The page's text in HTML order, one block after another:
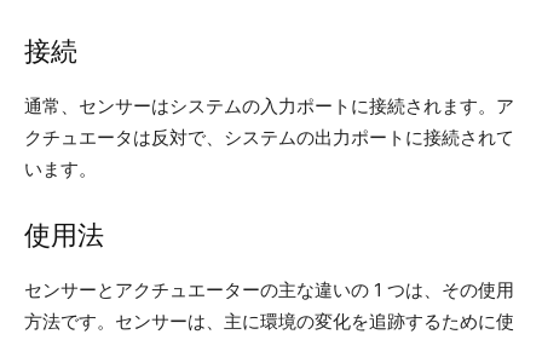
接続
通常、センサーはシステムの入力ポートに接続されます。ア
クチュエータは反対で、システムの出力ポートに接続されて
います。
使用法
センサーとアクチュエーターの主な違いの 1 つは、その使用
方法です。センサーは、主に環境の変化を追跡するために使